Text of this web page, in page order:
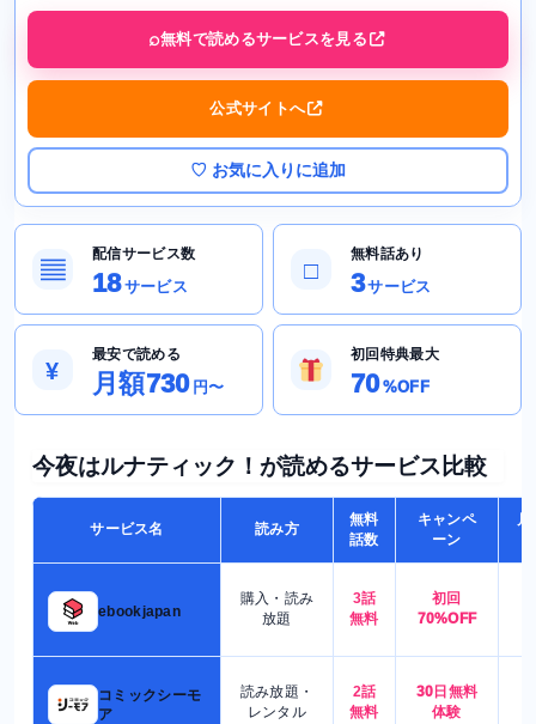
無料で読めるサービスを見る
公式サイトへ
♡ お気に入りに追加
▤
配信サービス数
18サービス
□
無料話あり
3サービス
¥
最安で読める
月額730 円〜
初回特典最大
70%OFF
今夜はルナティック！が読めるサービス比較
サービス名 読み方
無料
話数
キャンペ
ーン
月
ebookjapan
購入・読み
放題
3話
無料
初回
70%OFF
コミックシーモ
ア
読み放題・
レンタル
2話
無料
30日無料
体験